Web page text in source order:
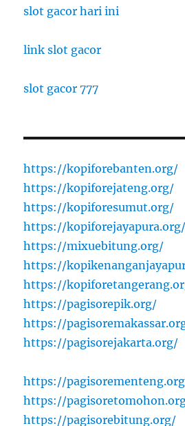
slot gacor hari ini
link slot gacor
slot gacor 777
https://kopiforebanten.org/
https://kopiforejateng.org/
https://kopiforesumut.org/
https://kopiforejayapura.org/
https://mixuebitung.org/
https://
https://
https://pagisorepik.org/
https://
https://pagisorejakarta.org/
https://
https://
https://pagisorebitung.org/